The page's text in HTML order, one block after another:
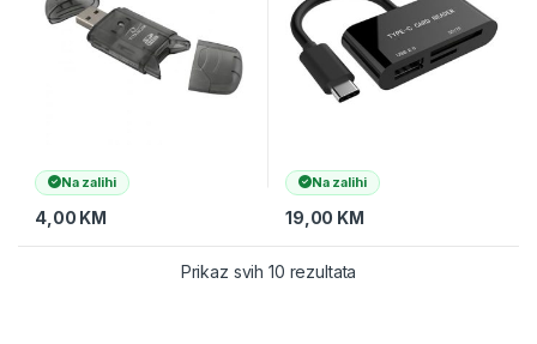
Na zalihi
4,00 KM
Na zalihi
19,00 KM
Prikaz svih 10 rezultata